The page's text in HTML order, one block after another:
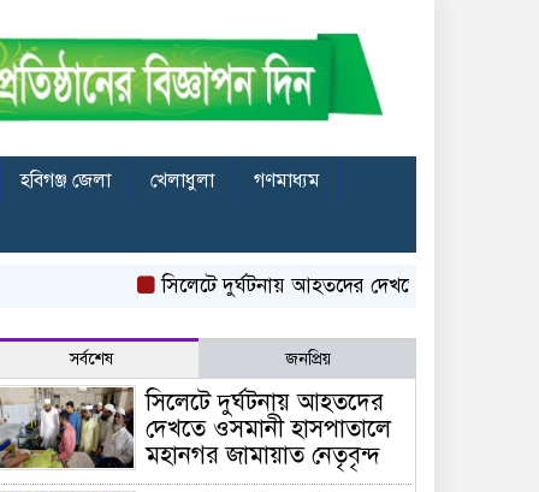
হবিগঞ্জ জেলা খেলাধুলা
গণমাধ্যম
সিলেটে দুর্ঘটনায় আহতদের দেখতে ওসমানী হাসপাতালে
সর্বশেষ জনপ্রিয়
সিলেটে দুর্ঘটনায় আহতদের
দেখতে ওসমানী হাসপাতালে
মহানগর জামায়াত নেতৃবৃন্দ